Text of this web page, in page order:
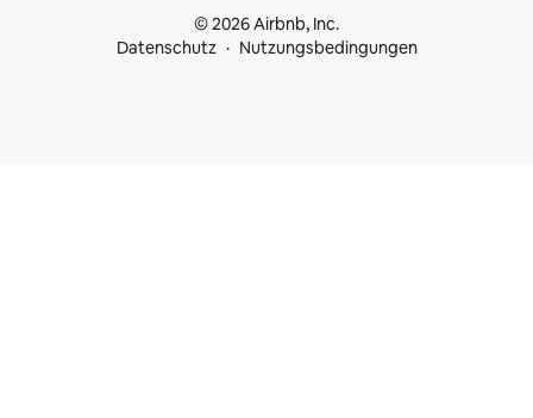
© 2026 Airbnb, Inc.
Datenschutz
Nutzungsbedingungen